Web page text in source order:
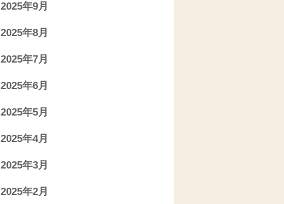
2025年9月
2025年8月
2025年7月
2025年6月
2025年5月
2025年4月
2025年3月
2025年2月